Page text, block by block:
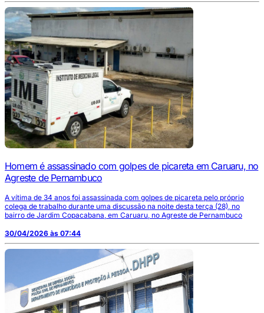
Homem é assassinado com golpes de picareta em Caruaru, no
Agreste de Pernambuco
A vítima de 34 anos foi assassinada com golpes de picareta pelo próprio
colega de trabalho durante uma discussão na noite desta terça (28), no
bairro de Jardim Copacabana, em Caruaru, no Agreste de Pernambuco
30/04/2026 às 07:44